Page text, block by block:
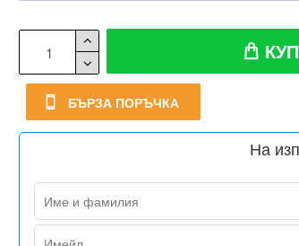
БЪРЗА ПОРЪЧКА
На